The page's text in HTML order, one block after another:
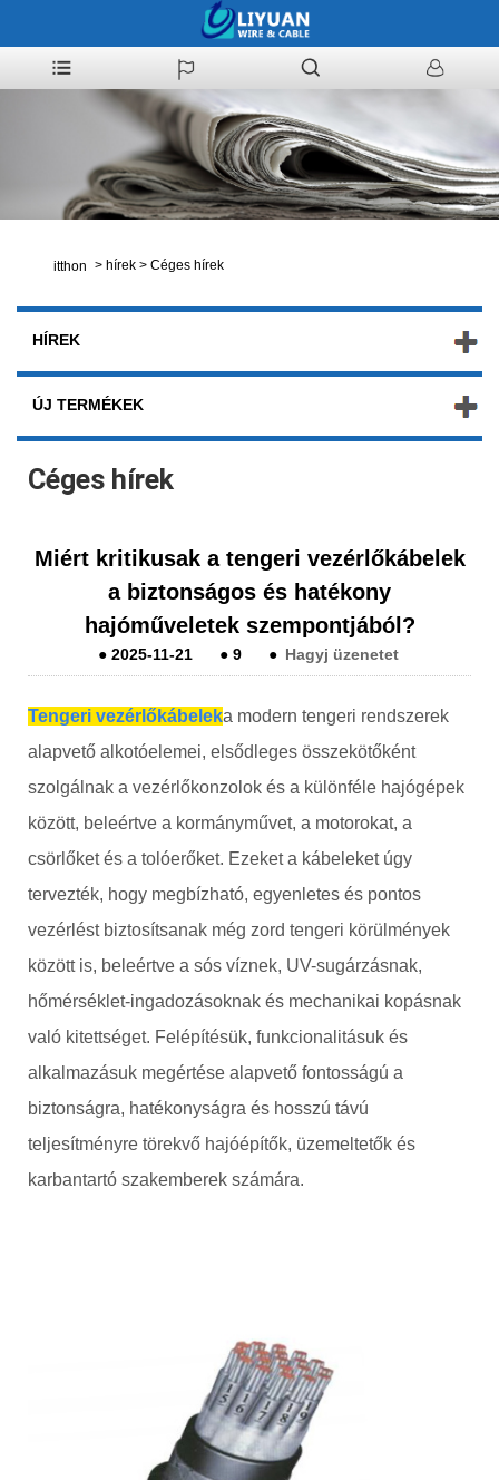
itthon > hírek > Céges hírek
HÍREK
ÚJ TERMÉKEK
Céges hírek
Miért kritikusak a tengeri vezérlőkábelek
a biztonságos és hatékony
hajóműveletek szempontjából?
● 2025-11-21 ● 9 ● Hagyj üzenetet
Tengeri vezérlőkábeleka modern tengeri rendszerek
alapvető alkotóelemei, elsődleges összekötőként
szolgálnak a vezérlőkonzolok és a különféle hajógépek
között, beleértve a kormányművet, a motorokat, a
csörlőket és a tolóerőket. Ezeket a kábeleket úgy
tervezték, hogy megbízható, egyenletes és pontos
vezérlést biztosítsanak még zord tengeri körülmények
között is, beleértve a sós víznek, UV-sugárzásnak,
hőmérséklet-ingadozásoknak és mechanikai kopásnak
való kitettséget. Felépítésük, funkcionalitásuk és
alkalmazásuk megértése alapvető fontosságú a
biztonságra, hatékonyságra és hosszú távú
teljesítményre törekvő hajóépítők, üzemeltetők és
karbantartó szakemberek számára.